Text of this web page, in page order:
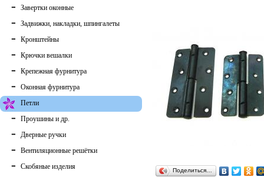
Завертки оконные
Задвижки, накладки, шпингалеты
Кронштейны
Крючки вешалки
Крепежная фурнитура
Оконная фурнитура
Петли
Проушины и др.
Дверные ручки
Вентиляционные решётки
Скобяные изделия
Поделиться…